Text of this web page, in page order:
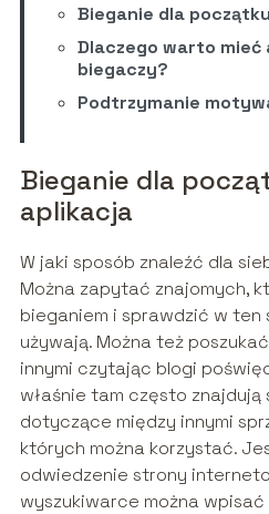
Bieganie dla
Dlaczego warto mieć
biegaczy?
Podtrzymanie
Bieganie dla
aplikacja
W jaki sposób znaleźć dla
Można zapytać znajomych,
bieganiem i sprawdzić w ten
używają. Można też
innymi czytając blogi
właśnie tam często
dotyczące między innymi
których można korzystać.
odwiedzenie strony
wyszukiwarce można wpisać